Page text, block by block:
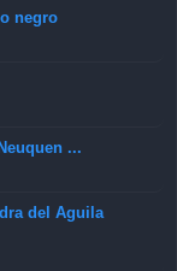
negro
...
del Aguila